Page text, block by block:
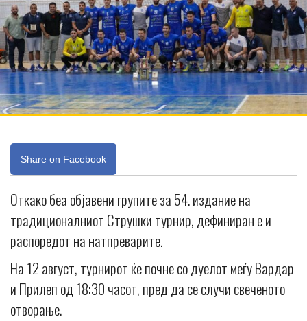
Share on Facebook
Откако беа објавени групите за 54. издание на
традиционалниот Струшки турнир, дефиниран е и
распоредот на натпреварите.
На 12 август, турнирот ќе почне со дуелот меѓу Вардар
и Прилеп од 18:30 часот, пред да се случи свеченото
отворање.